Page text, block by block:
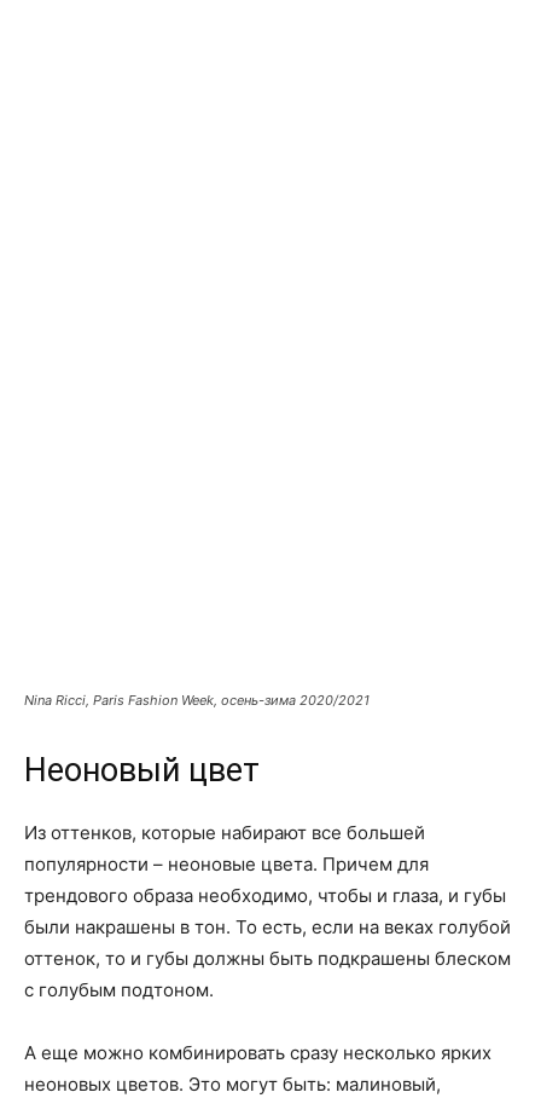
Nina Ricci, Paris Fashion Week, осень-зима 2020/2021
Неоновый цвет
Из оттенков, которые набирают все большей
популярности – неоновые цвета. Причем для
трендового образа необходимо, чтобы и глаза, и губы
были накрашены в тон. То есть, если на веках голубой
оттенок, то и губы должны быть подкрашены блеском
с голубым подтоном.
А еще можно комбинировать сразу несколько ярких
неоновых цветов. Это могут быть: малиновый,